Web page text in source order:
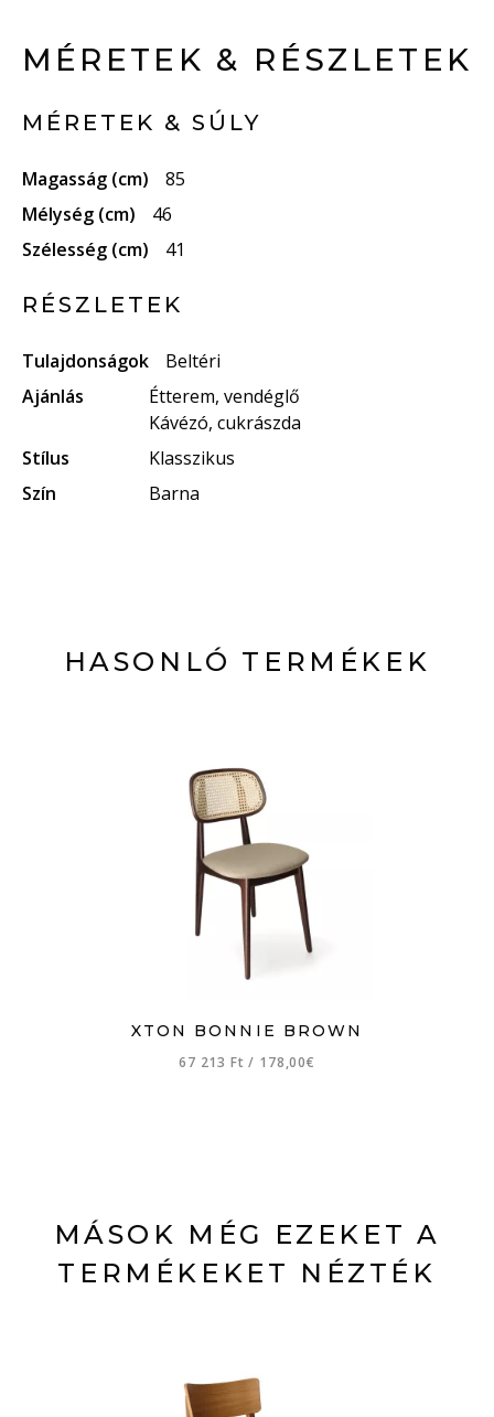
MÉRETEK & RÉSZLETEK
MÉRETEK & SÚLY
Magasság (cm)
85
Mélység (cm)
46
Szélesség (cm)
41
RÉSZLETEK
Tulajdonságok
Beltéri
Ajánlás
Étterem, vendéglő
Kávézó, cukrászda
Stílus
Klasszikus
Szín
Barna
HASONLÓ TERMÉKEK
XTON BONNIE BROWN
67 213 Ft/ 178,00€
MÁSOK MÉG EZEKET A
TERMÉKEKET NÉZTÉK